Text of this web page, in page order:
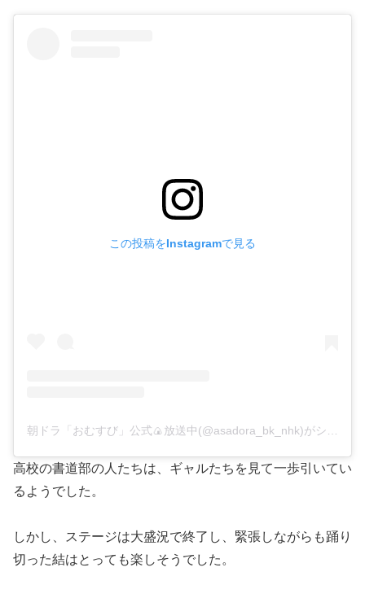
この投稿をInstagramで見る
高校の書道部の人たちは、ギャルたちを見て一歩引いてい
るようでした。
しかし、ステージは大盛況で終了し、緊張しながらも踊り
切った結はとっても楽しそうでした。